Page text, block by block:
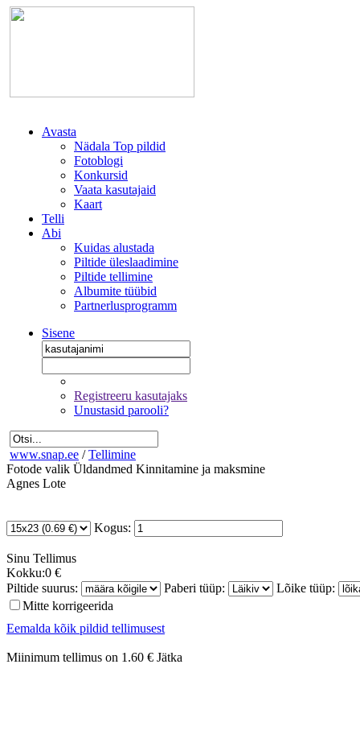
Avasta
Nädala Top pildid
Fotoblogi
Konkursid
Vaata kasutajaid
Kaart
Telli
Abi
Kuidas alustada
Piltide üleslaadimine
Piltide tellimine
Albumite tüübid
Partnerlusprogramm
Sisene
Registreeru kasutajaks
Unustasid parooli?
www.snap.ee / Tellimine
Fotode valik Üldandmed Kinnitamine ja maksmine
Agnes Lote
Kogus:
Sinu Tellimus
Kokku:0 €
Piltide suurus:
Paberi tüüp:
Lõike tüüp:
Mitte korrigeerida
Eemalda kõik pildid tellimusest
Miinimum tellimus on 1.60 € Jätka